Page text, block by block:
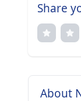
Share
About